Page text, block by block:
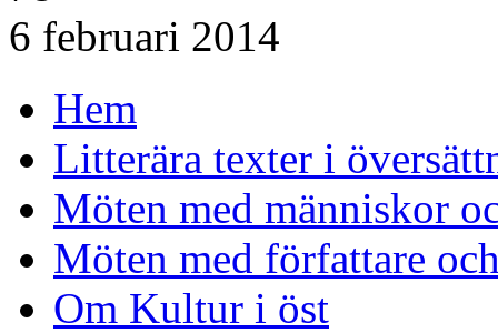
6 februari 2014
Hem
Litterära texter i
Möten med människor
Möten med författare
Om Kultur i öst